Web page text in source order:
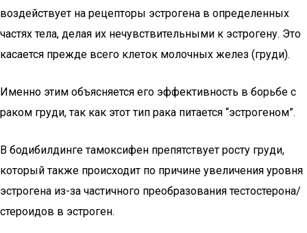
воздействует на рецепторы эстрогена в определенных
частях тела, делая их нечувствительными к эстрогену. Это
касается прежде всего клеток молочных желез (груди).
Именно этим объясняется его эффективность в борьбе с
раком груди, так как этот тип рака питается “эстрогеном”.
В бодибилдинге тамоксифен препятствует росту груди,
который также происходит по причине увеличения уровня
эстрогена из-за частичного преобразования тестостерона/
стероидов в эстроген.